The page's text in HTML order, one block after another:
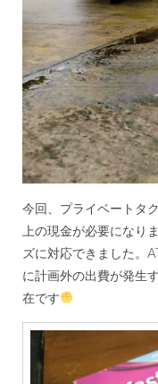
今回、プライベートタ
上の現金が必要になり
ズに対応できました。
に計画外の出費が発生
在です